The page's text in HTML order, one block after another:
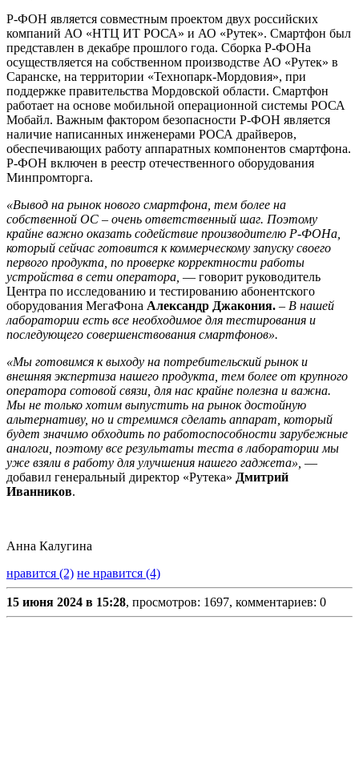
Р-ФОН является совместным проектом двух российских
компаний АО «НТЦ ИТ РОСА» и АО «Рутек». Смартфон был
представлен в декабре прошлого года. Сборка Р-ФОНа
осуществляется на собственном производстве АО «Рутек» в
Саранске, на территории «Технопарк-Мордовия», при
поддержке правительства Мордовской области. Смартфон
работает на основе мобильной операционной системы РОСА
Мобайл. Важным фактором безопасности Р-ФОН является
наличие написанных инженерами РОСА драйверов,
обеспечивающих работу аппаратных компонентов смартфона.
Р-ФОН включен в реестр отечественного оборудования
Минпромторга.
«Вывод на рынок нового смартфона, тем более на
собственной ОС – очень ответственный шаг. Поэтому
крайне важно оказать содействие производителю Р-ФОНа,
который сейчас готовится к коммерческому запуску своего
первого продукта, по проверке корректности работы
устройства в сети оператора, — говорит руководитель
Центра по исследованию и тестированию абонентского
оборудования МегаФона Александр Джакония. – В нашей
лаборатории есть все необходимое для тестирования и
последующего совершенствования смартфонов».
«Мы готовимся к выходу на потребительский рынок и
внешняя экспертиза нашего продукта, тем более от крупного
оператора сотовой связи, для нас крайне полезна и важна.
Мы не только хотим выпустить на рынок достойную
альтернативу, но и стремимся сделать аппарат, который
будет значимо обходить по работоспособности зарубежные
аналоги, поэтому все результаты теста в лаборатории мы
уже взяли в работу для улучшения нашего гаджета», —
добавил генеральный директор «Рутека» Дмитрий
Иванников.
Анна Калугина
нравится (2) не нравится (4)
15 июня 2024 в 15:28, просмотров: 1697, комментариев: 0